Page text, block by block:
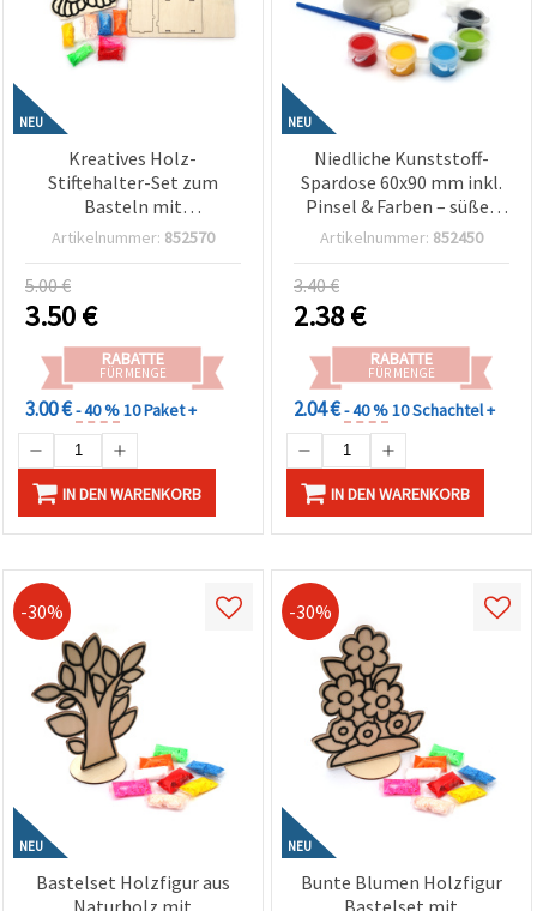
NEU
Kreatives Holz-
Stiftehalter-Set zum
Basteln mit
lufttrocknender
Schmetterlings-Design
Artikelnummer: 852570
5.00 €
3.50€
RABATTE
FÜR MENGE
3.00 €- 40 %10 Paket +
IN DEN WARENKORB
NEU
Niedliche Kunststoff-
Spardose 60x90 mm inkl.
Pinsel & Farben – süßes
Häschen-Design für
Artikelnummer: 852450
3.40 €
2.38€
RABATTE
FÜR MENGE
2.04 €- 40 %10 Schachtel +
IN DEN WARENKORB
-30%
NEU
Bastelset Holzfigur aus
Naturholz mit
-30%
NEU
Bunte Blumen Holzfigur
Bastelset mit